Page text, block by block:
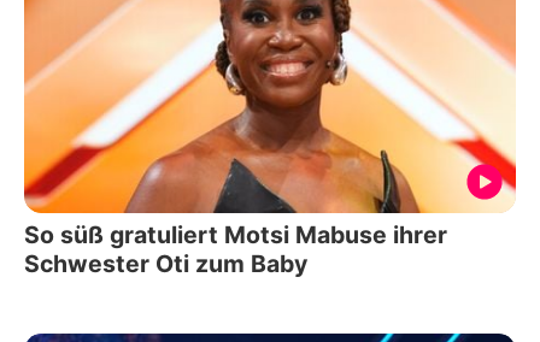
So süß gratuliert Motsi Mabuse ihrer
Schwester Oti zum Baby